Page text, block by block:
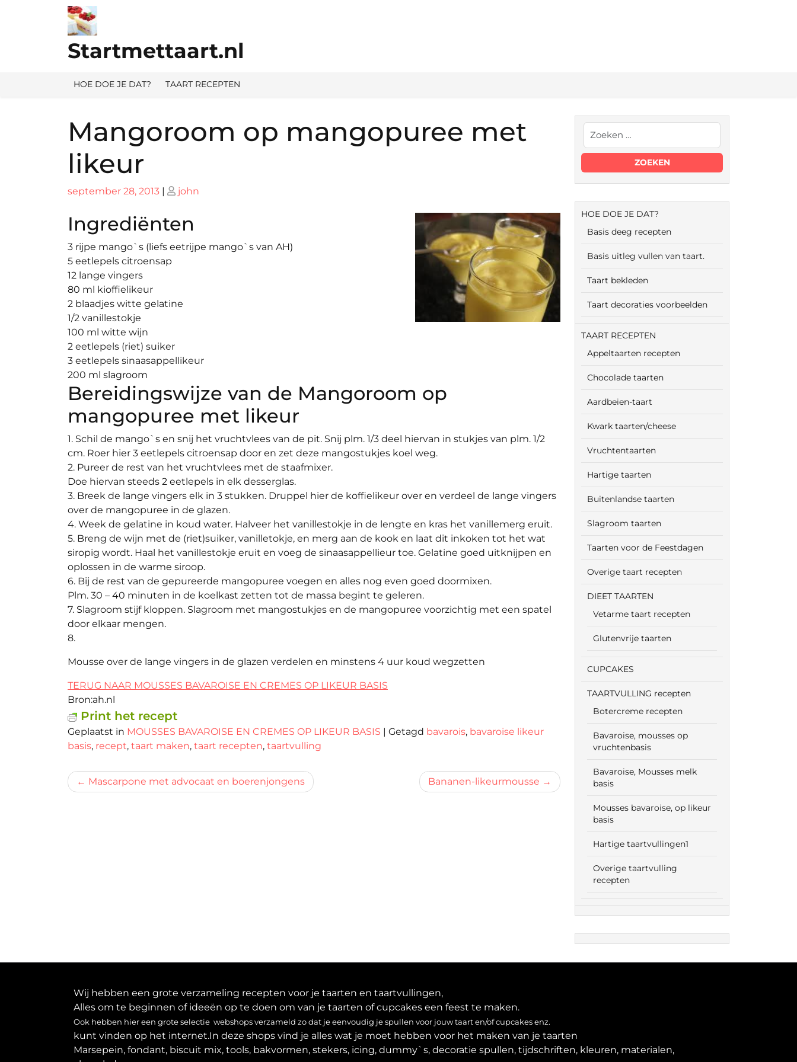
Startmettaart.nl
HOE DOE JE DAT? TAART RECEPTEN
Mangoroom op mangopuree met
likeur
Geplaatst
september 28, 2013 | Geplaatst
john
Ingrediënten
3 rijpe mango`s (liefs eetrijpe mango`s van AH)
5 eetlepels citroensap
12 lange vingers
80 ml kioffielikeur
2 blaadjes witte gelatine
1/2 vanillestokje
100 ml witte wijn
2 eetlepels (riet) suiker
3 eetlepels sinaasappellikeur
200 ml slagroom
Bereidingswijze van de Mangoroom op
mangopuree met likeur
1. Schil de mango`s en snij het vruchtvlees van de pit. Snij plm. 1/3 deel hiervan in stukjes van plm. 1/2
cm. Roer hier 3 eetlepels citroensap door en zet deze mangostukjes koel weg.
2. Pureer de rest van het vruchtvlees met de staafmixer.
Doe hiervan steeds 2 eetlepels in elk desserglas.
3. Breek de lange vingers elk in 3 stukken. Druppel hier de koffielikeur over en verdeel de lange vingers
over de mangopuree in de glazen.
4. Week de gelatine in koud water. Halveer het vanillestokje in de lengte en kras het vanillemerg eruit.
5. Breng de wijn met de (riet)suiker, vanilletokje, en merg aan de kook en laat dit inkoken tot het wat
siropig wordt. Haal het vanillestokje eruit en voeg de sinaasappellieur toe. Gelatine goed uitknijpen en
oplossen in de warme siroop.
6. Bij de rest van de gepureerde mangopuree voegen en alles nog even goed doormixen.
Plm. 30 – 40 minuten in de koelkast zetten tot de massa begint te geleren.
7. Slagroom stijf kloppen. Slagroom met mangostukjes en de mangopuree voorzichtig met een spatel
door elkaar mengen.
8.
Mousse over de lange vingers in de glazen verdelen en minstens 4 uur koud wegzetten
TERUG NAAR MOUSSES BAVAROISE EN CREMES OP LIKEUR BASIS
Bron:ah.nl
Print het recept
Geplaatst in MOUSSES BAVAROISE EN CREMES OP LIKEUR BASIS | Getagd bavarois, bavaroise likeur
basis, recept, taart maken, taart recepten, taartvulling
Bericht
Mascarpone met advocaat en boerenjongens Bananen-likeurmousse
HOE DOE JE DAT?
Basis deeg recepten
Basis uitleg vullen van taart.
Taart bekleden
Taart decoraties voorbeelden
TAART RECEPTEN
Appeltaarten recepten
Chocolade taarten
Aardbeien-taart
Kwark taarten/cheese
Vruchtentaarten
Hartige taarten
Buitenlandse taarten
Slagroom taarten
Taarten voor de Feestdagen
Overige taart recepten
DIEET TAARTEN
Vetarme taart recepten
Glutenvrije taarten
CUPCAKES
TAARTVULLING recepten
Botercreme recepten
Bavaroise, mousses op
vruchtenbasis
Bavaroise, Mousses melk
basis
Mousses bavaroise, op likeur
basis
Hartige taartvullingen1
Overige taartvulling
recepten
Wij hebben een grote verzameling recepten voor je taarten en taartvullingen,
Alles om te beginnen of ideeën op te doen om van je taarten of cupcakes een feest te maken.
Ook hebben hier een grote selectie webshops verzameld zo dat je eenvoudig je spullen voor jouw taart en/of cupcakes enz.
kunt vinden op het internet.In deze shops vind je alles wat je moet hebben voor het maken van je taarten
Marsepein, fondant, biscuit mix, tools, bakvormen, stekers, icing, dummy`s, decoratie spullen, tijdschriften, kleuren, materialen,